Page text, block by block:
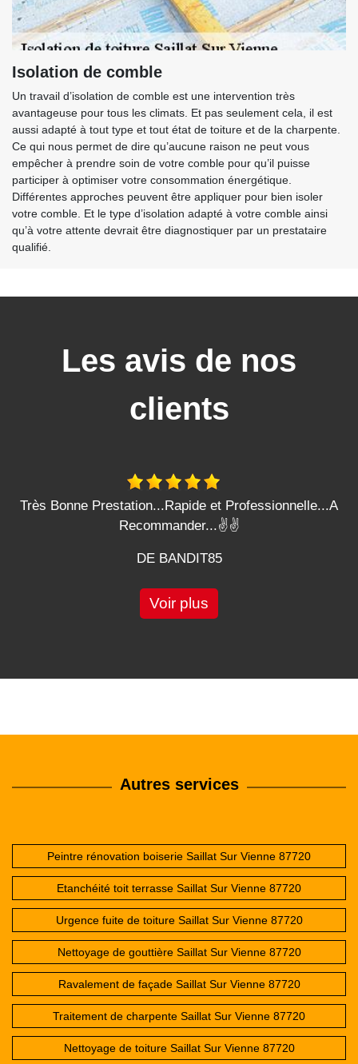
Isolation de comble
Un travail d’isolation de comble est une intervention très
avantageuse pour tous les climats. Et pas seulement cela, il est
aussi adapté à tout type et tout état de toiture et de la charpente.
Ce qui nous permet de dire qu’aucune raison ne peut vous
empêcher à prendre soin de votre comble pour qu’il puisse
participer à optimiser votre consommation énergétique.
Différentes approches peuvent être appliquer pour bien isoler
votre comble. Et le type d’isolation adapté à votre comble ainsi
qu’à votre attente devrait être diagnostiquer par un prestataire
qualifié.
Les avis de nos
clients
Très Bonne Prestation...Rapide et Professionnelle...A
Recommander...✌️✌️
DE BANDIT85
Voir plus
Autres services
Peintre rénovation boiserie Saillat Sur Vienne 87720
Etanchéité toit terrasse Saillat Sur Vienne 87720
Urgence fuite de toiture Saillat Sur Vienne 87720
Nettoyage de gouttière Saillat Sur Vienne 87720
Ravalement de façade Saillat Sur Vienne 87720
Traitement de charpente Saillat Sur Vienne 87720
Nettoyage de toiture Saillat Sur Vienne 87720